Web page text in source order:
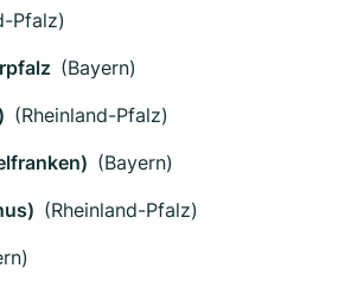
Pfalz)
(Bayern)
(Rheinland-Pfalz)
(Bayern)
(Rheinland-Pfalz)